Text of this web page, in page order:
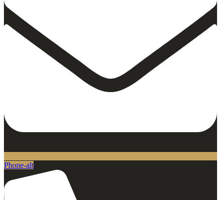
Phone-alt